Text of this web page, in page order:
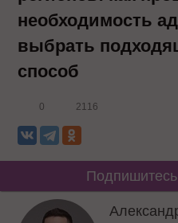
необходимость
выбрать
способ
0 2116